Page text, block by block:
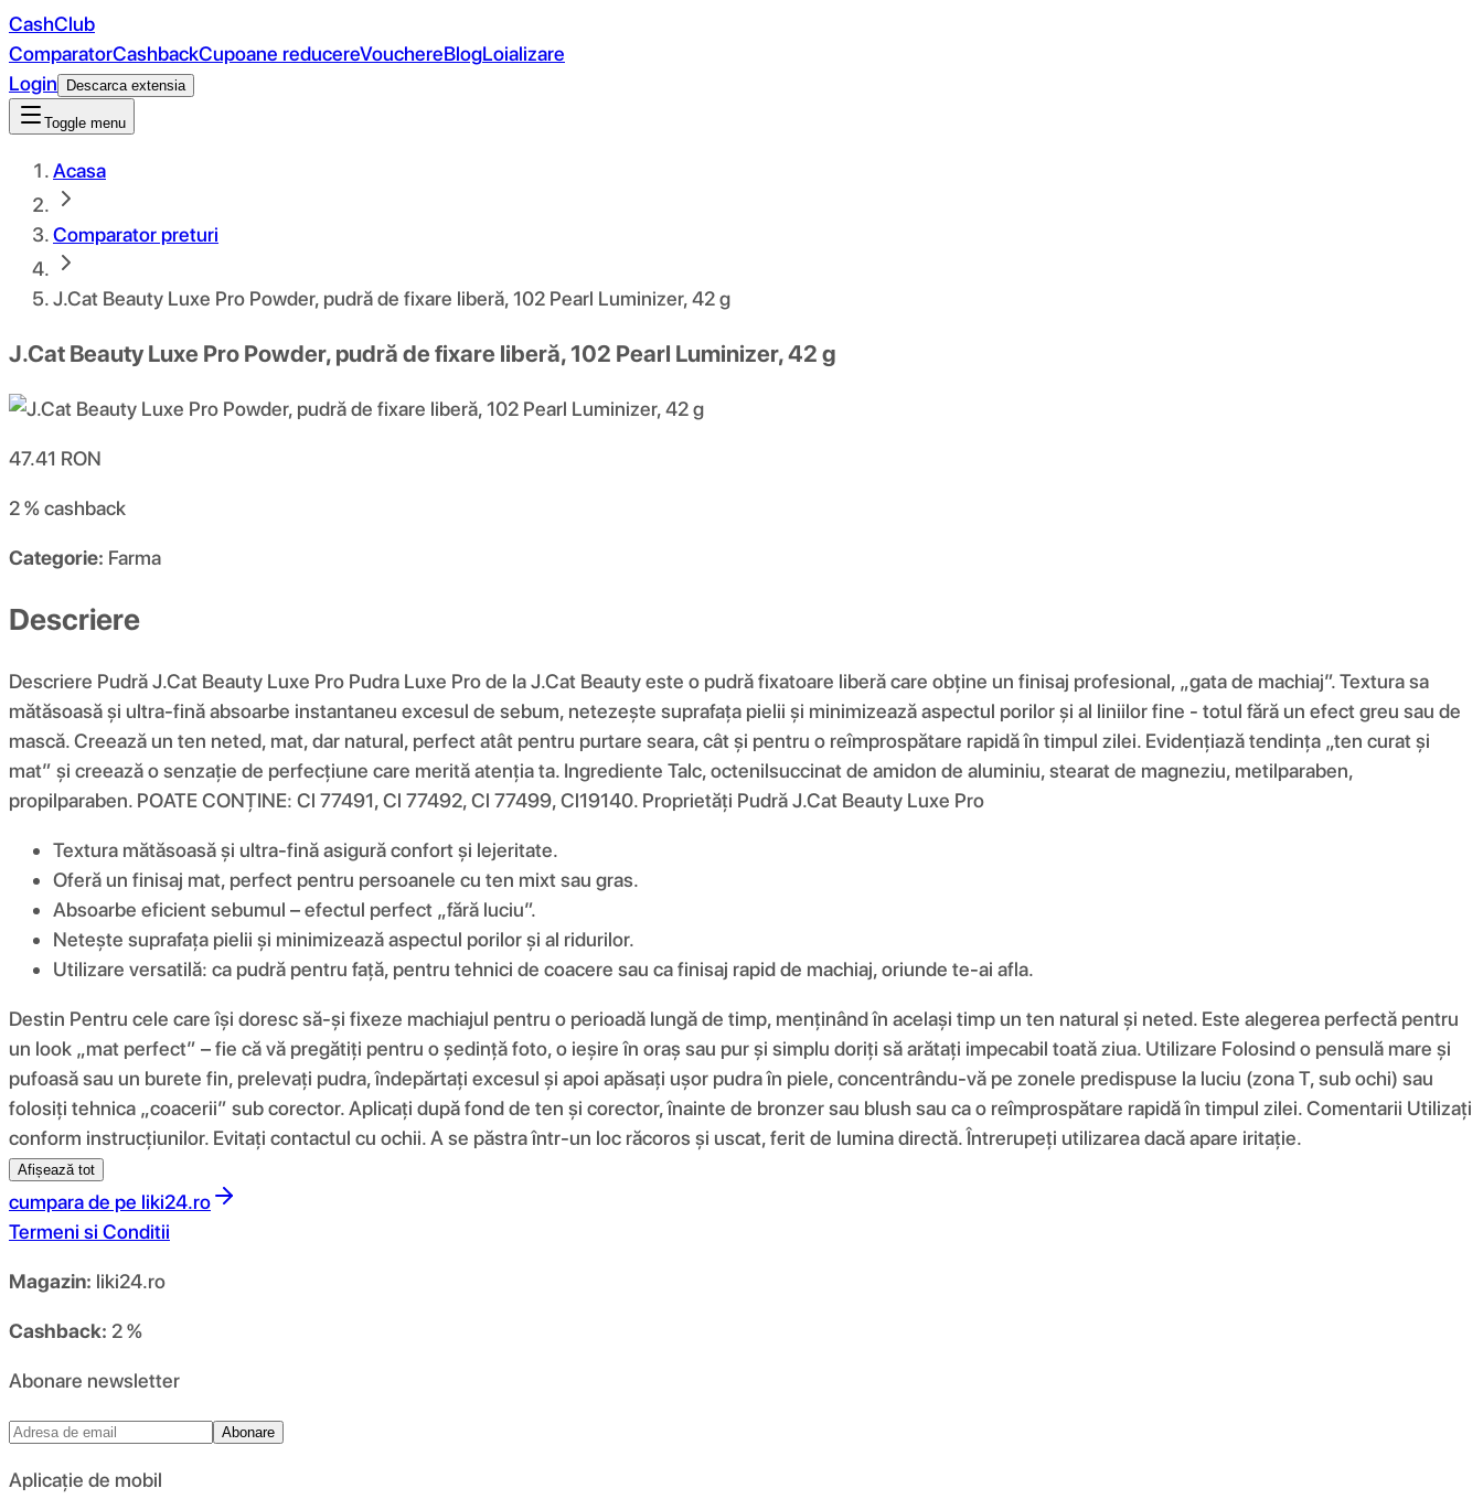
CashClub
ComparatorCashbackCupoane reducereVouchereBlogLoializare
Login
Descarca extensia
Toggle menu
Acasa
Comparator preturi
J.Cat Beauty Luxe Pro Powder, pudră de fixare liberă, 102 Pearl Luminizer, 42 g
J.Cat Beauty Luxe Pro Powder, pudră de fixare liberă, 102 Pearl Luminizer, 42 g
47.41 RON
2 %cashback
Categorie: Farma
Descriere
Descriere Pudră J.Cat Beauty Luxe Pro Pudra Luxe Pro de la J.Cat Beauty este o pudră fixatoare liberă care obține un finisaj profesional, „gata de machiaj”. Textura sa
mătăsoasă și ultra-fină absoarbe instantaneu excesul de sebum, netezește suprafața pielii și minimizează aspectul porilor și al liniilor fine - totul fără un efect greu sau de
mască. Creează un ten neted, mat, dar natural, perfect atât pentru purtare seara, cât și pentru o reîmprospătare rapidă în timpul zilei. Evidențiază tendința „ten curat și
mat” și creează o senzație de perfecțiune care merită atenția ta. Ingrediente Talc, octenilsuccinat de amidon de aluminiu, stearat de magneziu, metilparaben,
propilparaben. POATE CONȚINE: Cl 77491, Cl 77492, Cl 77499, Cl19140. Proprietăți Pudră J.Cat Beauty Luxe Pro
Textura mătăsoasă și ultra-fină asigură confort și lejeritate.
Oferă un finisaj mat, perfect pentru persoanele cu ten mixt sau gras.
Absoarbe eficient sebumul – efectul perfect „fără luciu”.
Netește suprafața pielii și minimizează aspectul porilor și al ridurilor.
Utilizare versatilă: ca pudră pentru față, pentru tehnici de coacere sau ca finisaj rapid de machiaj, oriunde te-ai afla.
Destin Pentru cele care își doresc să-și fixeze machiajul pentru o perioadă lungă de timp, menținând în același timp un ten natural și neted. Este alegerea perfectă pentru
un look „mat perfect” – fie că vă pregătiți pentru o ședință foto, o ieșire în oraș sau pur și simplu doriți să arătați impecabil toată ziua. Utilizare Folosind o pensulă mare și
pufoasă sau un burete fin, prelevați pudra, îndepărtați excesul și apoi apăsați ușor pudra în piele, concentrându-vă pe zonele predispuse la luciu (zona T, sub ochi) sau
folosiți tehnica „coacerii” sub corector. Aplicați după fond de ten și corector, înainte de bronzer sau blush sau ca o reîmprospătare rapidă în timpul zilei. Comentarii Utilizați
conform instrucțiunilor. Evitați contactul cu ochii. A se păstra într-un loc răcoros și uscat, ferit de lumina directă. Întrerupeți utilizarea dacă apare iritație.
Afișează tot
cumpara de pe liki24.ro
Termeni si Conditii
Magazin: liki24.ro
Cashback: 2 %
Abonare newsletter
Abonare
Aplicație de mobil